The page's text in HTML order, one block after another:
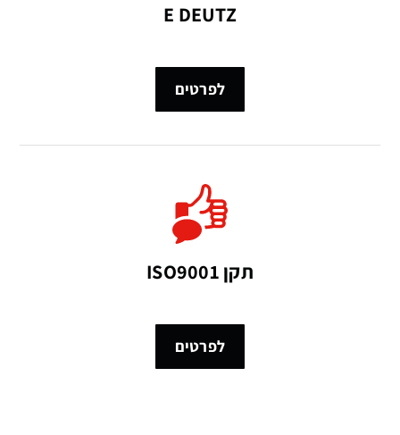
E DEUTZ
לפרטים
תקן ISO9001
לפרטים